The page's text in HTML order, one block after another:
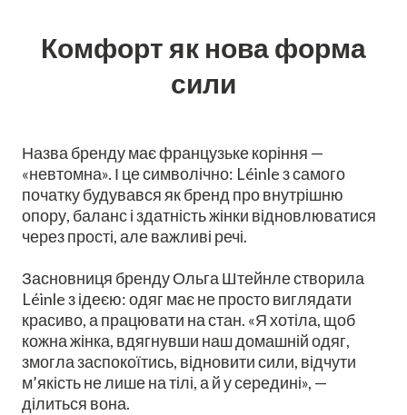
Комфорт як нова форма
сили
Назва бренду має французьке коріння —
«невтомна». І це символічно: Léinle з самого
початку будувався як бренд про внутрішню
опору, баланс і здатність жінки відновлюватися
через прості, але важливі речі.
Засновниця бренду Ольга Штейнле створила
Léinle з ідеєю: одяг має не просто виглядати
красиво, а працювати на стан. «Я хотіла, щоб
кожна жінка, вдягнувши наш домашній одяг,
змогла заспокоїтись, відновити сили, відчути
м’якість не лише на тілі, а й у середині», —
ділиться вона.